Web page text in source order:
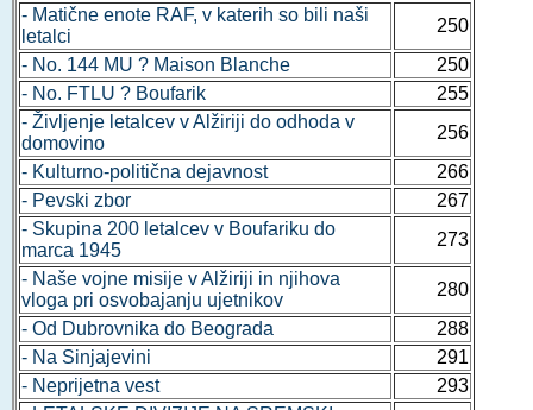
- Matične enote RAF, v katerih so bili naši
letalci
250
- No. 144 MU ? Maison Blanche
250
- No. FTLU ? Boufarik
255
- Življenje letalcev v Alžiriji do odhoda v
domovino
256
- Kulturno-politična dejavnost
266
- Pevski zbor
267
- Skupina 200 letalcev v Boufariku do
marca 1945
273
- Naše vojne misije v Alžiriji in njihova
vloga pri osvobajanju ujetnikov
280
- Od Dubrovnika do Beograda
288
- Na Sinjajevini
291
- Neprijetna vest
293